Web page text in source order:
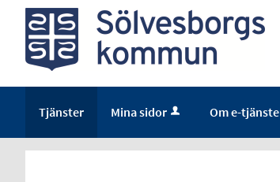
Tjänster Mina sidor Om e-